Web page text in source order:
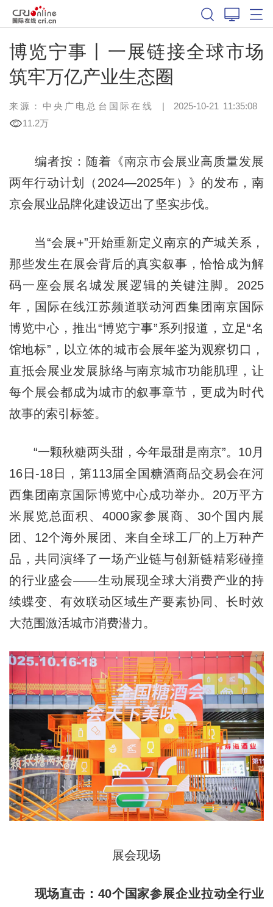
博览宁事丨一展链接全球市场
筑牢万亿产业生态圈
来源：中央广电总台国际在线 | 2025-10-21 11:35:08
11.2万
编者按：随着《南京市会展业高质量发展
两年行动计划（2024—2025年）》的发布，南
京会展业品牌化建设迈出了坚实步伐。
当“会展+”开始重新定义南京的产城关系，
那些发生在展会背后的真实叙事，恰恰成为解
码一座会展名城发展逻辑的关键注脚。2025
年，国际在线江苏频道联动河西集团南京国际
博览中心，推出“博览宁事”系列报道，立足“名
馆地标”，以立体的城市会展年鉴为观察切口，
直抵会展业发展脉络与南京城市功能肌理，让
每个展会都成为城市的叙事章节，更成为时代
故事的索引标签。
“一颗秋糖两头甜，今年最甜是南京”。10月
16日-18日，第113届全国糖酒商品交易会在河
西集团南京国际博览中心成功举办。20万平方
米展览总面积、4000家参展商、30个国内展
团、12个海外展团、来自全球工厂的上万种产
品，共同演绎了一场产业链与创新链精彩碰撞
的行业盛会——生动展现全球大消费产业的持
续蝶变、有效联动区域生产要素协同、长时效
大范围激活城市消费潜力。
展会现场
现场直击：40个国家参展企业拉动全行业